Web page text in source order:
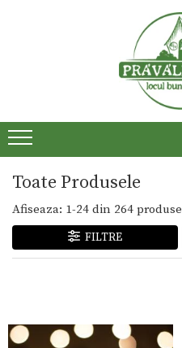
Toate Produsele
Afiseaza: 1-24 din 264 produse
FILTRE